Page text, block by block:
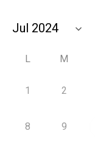
L M
1 2
8 9